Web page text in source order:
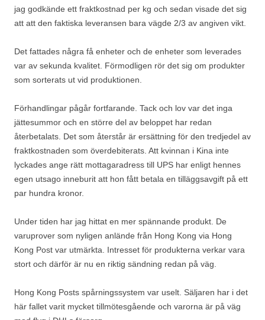
jag godkände ett fraktkostnad per kg och sedan visade det sig
att att den faktiska leveransen bara vägde 2/3 av angiven vikt.
Det fattades några få enheter och de enheter som leverades
var av sekunda kvalitet. Förmodligen rör det sig om produkter
som sorterats ut vid produktionen.
Förhandlingar pågår fortfarande. Tack och lov var det inga
jättesummor och en större del av beloppet har redan
återbetalats. Det som återstår är ersättning för den tredjedel av
fraktkostnaden som överdebiterats. Att kvinnan i Kina inte
lyckades ange rätt mottagaradress till UPS har enligt hennes
egen utsago inneburit att hon fått betala en tilläggsavgift på ett
par hundra kronor.
Under tiden har jag hittat en mer spännande produkt. De
varuprover som nyligen anlände från Hong Kong via Hong
Kong Post var utmärkta. Intresset för produkterna verkar vara
stort och därför är nu en riktig sändning redan på väg.
Hong Kong Posts spårningssystem var uselt. Säljaren har i det
här fallet varit mycket tillmötesgående och varorna är på väg